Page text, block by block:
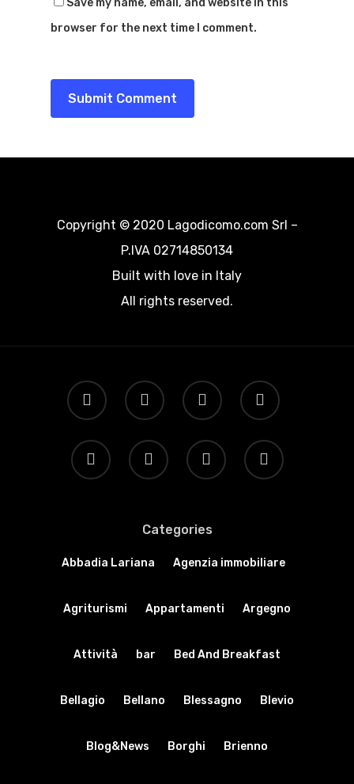
Save my name, email, and website in this
browser for the next time I comment.
Copyright © 2020 Lagodicomo.com Srl –
P.IVA 02714850134
Built with love in Italy
All rights reserved.
Categories
Abbadia Lariana Agenzia immobiliare
Agriturismi Appartamenti Argegno
Attività bar Bed And Breakfast
Bellagio Bellano Blessagno Blevio
Blog&News Borghi Brienno
Noleggio Barche
Destinazioni
Dove